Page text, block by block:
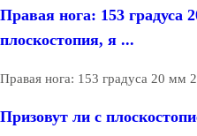
Правая нога: 153 градуса
плоскостопия, я ...
Правая нога: 153 градуса 20 мм
Призовут ли с